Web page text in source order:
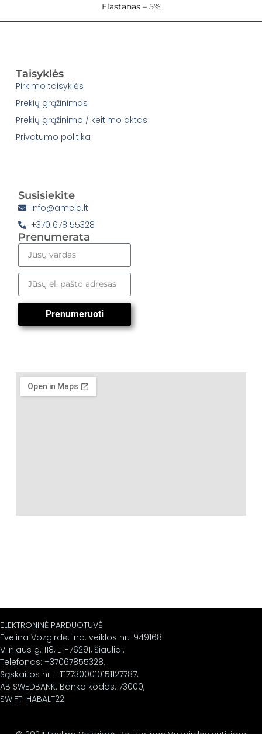
Elastanas – 5%
Taisyklės
Pirkimo taisyklės
Prekių grąžinimas
Prekių grąžinimo / keitimo aktas
Privatumo politika
Susisiekite
info@amela.lt
+370 678 55328
Prenumerata
Prenumeruoti
ELEKTRONINĖ PARDUOTUVĖ
Evelina Vozgirdė. Ind. veiklos nr.: 949168.
Vilniaus g. 118, LT-76291, Šiauliai.
Telefonas: +37067855328.
Sąskaitos nr.: LT177300010151127787,
AB SWEDBANK. Banko kodas: 73000,
SWIFT: HABALT22.